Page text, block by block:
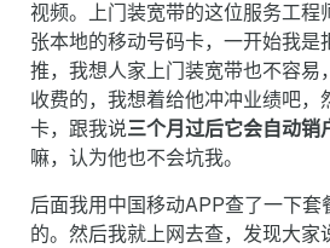
视频。上门装宽带的这位服务工程
张本地的移动号码卡，一开始我是
推，我想人家上门装宽带也不容易
收费的，我想着给他冲冲业绩吧，
卡，跟我说三个月过后它会自动销
嘛，认为他也不会坑我。
后面我用中国移动APP查了一下套
的。然后我就上网去查，发现大家